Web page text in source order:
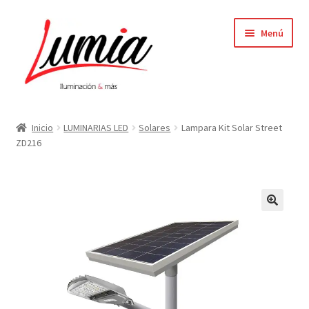
navegación
contenido
Menú
Carrito
Finalizar compra
Inicio LUMINARIAS LED Solares
Lampara Kit Solar Street
ZD216